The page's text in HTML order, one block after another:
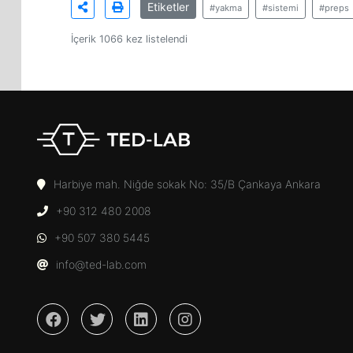
Etiketler #yakma #sistemi #preps
İçerik 1066 kez listelendi
Harbiye mah. Niğde sokak No: 35/B Çankaya Ankara
+90 312 480 2008
+90 507 380 5445
info@ted-lab.com